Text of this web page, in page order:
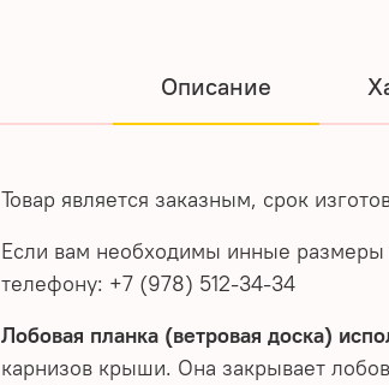
Описание
Товар является заказным, срок
Если вам необходимы инные
телефону: +7 (978) 512-34-34
Лобовая планка (ветровая доска)
карнизов крыши. Она закрывает